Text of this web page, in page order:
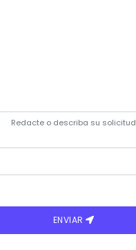
Redacte o describa su solicitud
ENVIAR